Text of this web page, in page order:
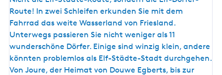
L
a
n
d
l
f
-
D
ö
r
Route! In zwei Schleifen erkunden Sie mit dem
Fahrrad das weite Wasserland von Friesland.
Unterwegs passieren Sie nicht weniger als 11
wunderschöne Dörfer. Einige sind winzig klein, andere
könnten problemlos als Elf-Städte-Stadt durchgehen.
Von Joure, der Heimat von Douwe Egberts, bis zur